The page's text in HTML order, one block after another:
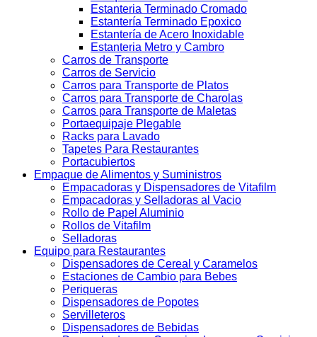
Estanteria Terminado Cromado
Estantería Terminado Epoxico
Estantería de Acero Inoxidable
Estanteria Metro y Cambro
Carros de Transporte
Carros de Servicio
Carros para Transporte de Platos
Carros para Transporte de Charolas
Carros para Transporte de Maletas
Portaequipaje Plegable
Racks para Lavado
Tapetes Para Restaurantes
Portacubiertos
Empaque de Alimentos y Suministros
Empacadoras y Dispensadores de Vitafilm
Empacadoras y Selladoras al Vacio
Rollo de Papel Aluminio
Rollos de Vitafilm
Selladoras
Equipo para Restaurantes
Dispensadores de Cereal y Caramelos
Estaciones de Cambio para Bebes
Periqueras
Dispensadores de Popotes
Servilleteros
Dispensadores de Bebidas